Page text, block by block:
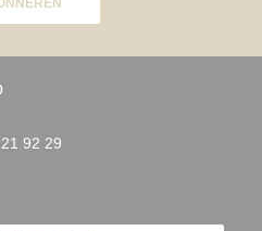
92 29
venster))